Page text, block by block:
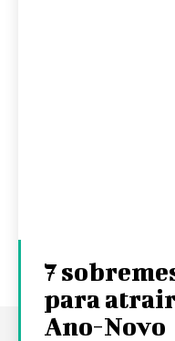
7
para
Ano-Novo